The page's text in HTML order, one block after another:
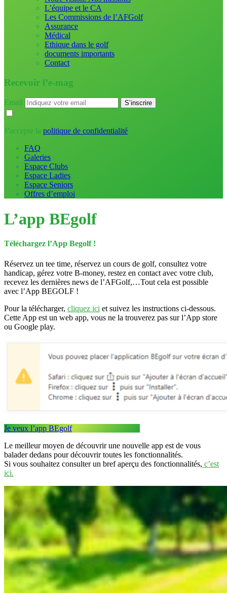
L’équipe et le CA
Les Commissions de l’AFGolf
Assurance
Médical
Ethique dans le golf
documents importants
Contact
Recevoir l’e-mag
Email
J’accepte la politique de confidentialité
FAQ
Galeries
Espace Clubs
Espace Ladies
Espace Seniors
Offres d’emploi
L’app BEgolf
Téléchargez l’App Begolf !
Réservez un tee time, réservez un cours de golf, consultez votre
handicap, gérez votre B-money, restez en contact avec votre club,
recevez les dernières news de l’AFGolf,…Tout cela est possible
avec l’App BEGOLF !
Pour la télécharger, cliquez ici et suivez les instructions ci-dessous.
Cette App est un web app, vous ne la trouverez pas sur l’App store
ou Google play.
Je veux l’app BEgolf
Le meilleur moyen de découvrir une nouvelle app est de vous
balader dedans pour découvrir toutes les fonctionnalités.
Si vous souhaitez consulter un bref aperçu des fonctionnalités, c’est
ici.